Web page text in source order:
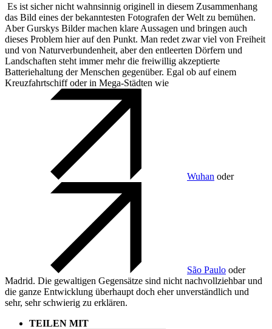
Es ist sicher nicht wahnsinnig originell in diesem Zusammenhang
das Bild eines der bekanntesten Fotografen der Welt zu bemühen.
Aber Gurskys Bilder machen klare Aussagen und bringen auch
dieses Problem hier auf den Punkt. Man redet zwar viel von Freiheit
und von Naturverbundenheit, aber den entleerten Dörfern und
Landschaften steht immer mehr die freiwillig akzeptierte
Batteriehaltung der Menschen gegenüber. Egal ob auf einem
Kreuzfahrtschiff oder in Mega-Städten wie
Wuhan oder
São Paulo oder
Madrid. Die gewaltigen Gegensätze sind nicht nachvollziehbar und
die ganze Entwicklung überhaupt doch eher unverständlich und
sehr, sehr schwierig zu erklären.
TEILEN MIT